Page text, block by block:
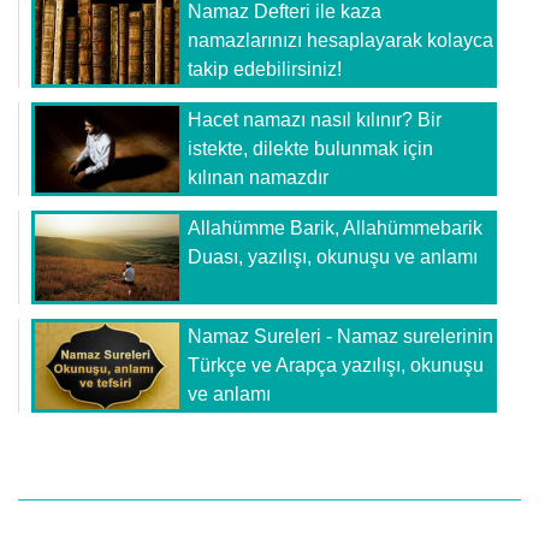
Namaz Defteri ile kaza
namazlarınızı hesaplayarak kolayca
takip edebilirsiniz!
Hacet namazı nasıl kılınır? Bir
istekte, dilekte bulunmak için
kılınan namazdır
Allahümme Barik, Allahümmebarik
Duası, yazılışı, okunuşu ve anlamı
Namaz Sureleri - Namaz surelerinin
Türkçe ve Arapça yazılışı, okunuşu
ve anlamı